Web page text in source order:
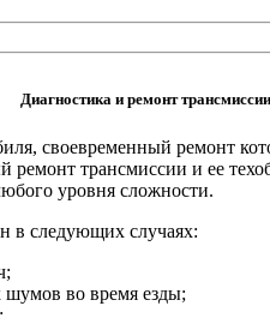
Диагностика и ремонт
своевременный ремонт
ремонт трансмиссии и ее
уровня сложности.
в следующих случаях:
шумов во время езды;